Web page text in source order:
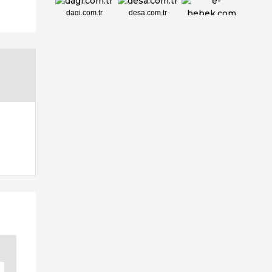
dagi.com.tr
desa.com.tr